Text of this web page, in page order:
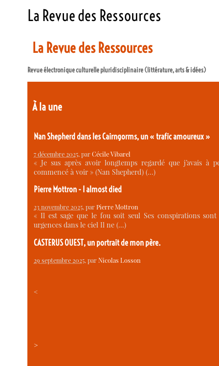
La Revue des Ressources
La Revue des Ressources
Revue électronique culturelle pluridisciplinaire (littérature, arts & idées)
À la une
Nan Shepherd dans les Cairngorms, un « trafic amoureux »
7 décembre 2025, parCécile Vibarel
« Je sus après avoir longtemps regardé que j’avais à
commencé à voir » (Nan Shepherd) (…)
Pierre Mottron - I almost died
23 novembre 2025, parPierre Mottron
« Il est sage que le fou soit seul Ses conspirations sont
urgences dans le ciel Il ne (…)
CASTERUS OUEST, un portrait de mon père.
29 septembre 2025, parNicolas Losson
<
>